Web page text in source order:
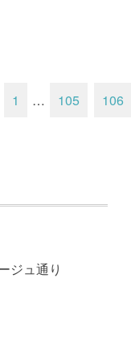
1 … 105 106
ジュ通り